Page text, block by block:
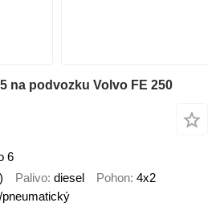
na podvozku Volvo FE 250
6
Palivo diesel Pohon 4x2